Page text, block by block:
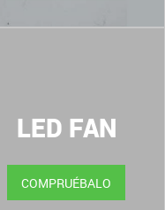
LED FAN
COMPRUÉBALO